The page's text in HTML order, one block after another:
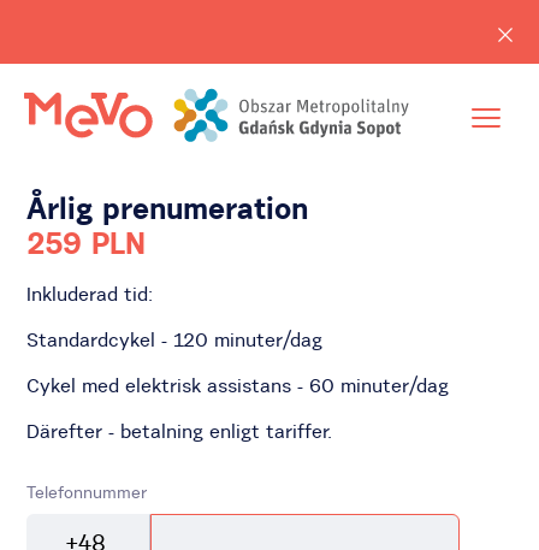
Årlig prenumeration
259 PLN
Inkluderad tid:
Standardcykel - 120 minuter/dag
Cykel med elektrisk assistans - 60 minuter/dag
Därefter - betalning enligt tariffer.
Telefonnummer
+48